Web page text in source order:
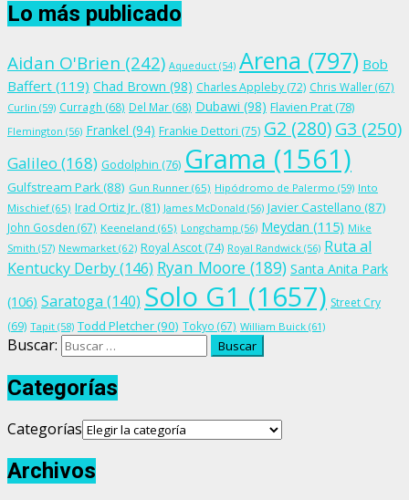
Lo más publicado
Aidan O'Brien (242) Aqueduct (54) Arena (797) Bob
Baffert (119) Chad Brown (98) Charles Appleby (72) Chris Waller(67)
Curlin (59) Curragh (68) Del Mar (68) Dubawi (98) Flavien Prat (78)
Flemington (56) Frankel (94) Frankie Dettori (75) G2 (280)G3 (250)
Galileo (168) Godolphin (76) Grama (1561)
Gulfstream Park(88) Gun Runner (65) Hipódromo de Palermo (59) Into
Mischief (65) Irad Ortiz Jr. (81) James McDonald (56) Javier Castellano (87)
John Gosden (67) Keeneland (65) Longchamp (56) Meydan (115) Mike
Smith (57) Newmarket (62) Royal Ascot (74) Royal Randwick (56) Ruta al
Kentucky Derby(146) Ryan Moore (189) Santa Anita Park
(106) Saratoga (140) Solo G1 (1657) Street Cry
(69) Tapit (58) Todd Pletcher(90) Tokyo (67) William Buick (61)
Buscar:
Categorías
Categorías
Archivos